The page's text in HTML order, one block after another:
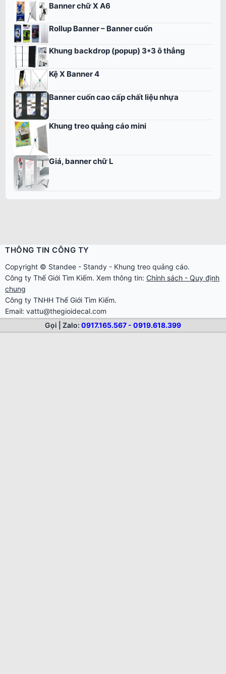
Banner chữ X A6
Rollup Banner – Banner cuốn
Khung backdrop (popup) 3*3 ô thẳng
Kệ X Banner 4
Banner cuốn cao cấp chất liệu nhựa
Khung treo quảng cáo mini
Giá, banner chữ L
THÔNG TIN CÔNG TY
Copyright © Standee - Standy - Khung treo quảng cáo.
Công ty Thế Giới Tìm Kiếm. Xem thông tin: Chính sách - Quy định
chung
Công ty TNHH Thế Giới Tìm Kiếm.
Email: vattu@thegioidecal.com
Giấy phép ĐKKD: 0304513684 - Sở KHĐT Tp.HCM cấp ngày
17/8/2006
Gọi | Zalo:0917.165.567 - 0919.618.399